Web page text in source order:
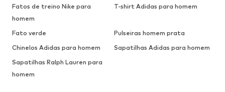
Fatos de treino Nike para
homem
T-shirt Adidas para homem
Fato verde
Pulseiras homem prata
Chinelos Adidas para homem
Sapatilhas Adidas para homem
Sapatilhas Ralph Lauren para
homem